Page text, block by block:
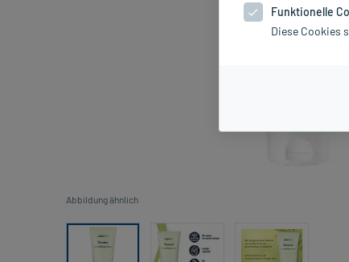
Abbildung ähnlich
Funktionelle
Diese Cookies